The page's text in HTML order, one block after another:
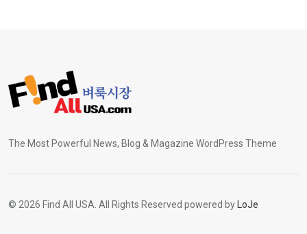
The Most Powerful News, Blog & Magazine WordPress Theme
© 2026 Find All USA. All Rights Reserved powered by LoJe